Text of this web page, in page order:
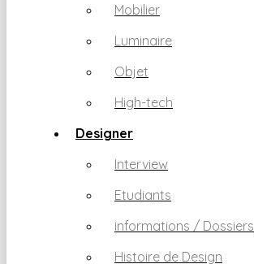
Mobilier
Luminaire
Objet
High-tech
Designer
Interview
Etudiants
informations / Dossiers
Histoire de Design